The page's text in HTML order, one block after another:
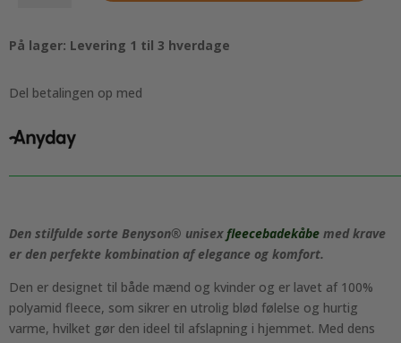
Unisex
med
Unisex
antal
På lager: Levering 1 til 3 hverdage
Del betalingen op med
Den stilfulde sorte Benyson® unisexfleecebadekåbe med krave
er den perfekte kombination af elegance og komfort.
Den er designet til både mænd og kvinder og er lavet af 100%
polyamid fleece, som sikrer en utrolig blød følelse og hurtig
varme, hvilket gør den ideel til afslapning i hjemmet. Med dens